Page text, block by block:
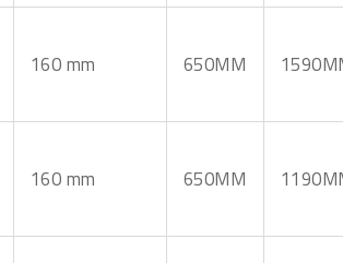
160 mm 650MM
160 mm 650MM